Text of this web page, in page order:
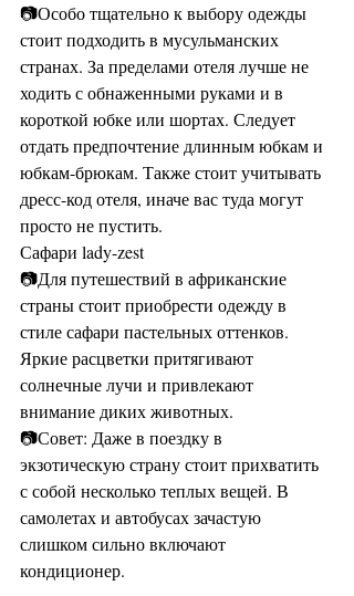
📷Особо тщательно к выбору одежды
стоит подходить в мусульманских
странах. За пределами отеля лучше не
ходить с обнаженными руками и в
короткой юбке или шортах. Следует
отдать предпочтение длинным юбкам и
юбкам-брюкам. Также стоит учитывать
дресс-код отеля, иначе вас туда могут
просто не пустить.
Сафари lady-zest
📷Для путешествий в африканские
страны стоит приобрести одежду в
стиле сафари пастельных оттенков.
Яркие расцветки притягивают
солнечные лучи и привлекают
внимание диких животных.
📷Совет: Даже в поездку в
экзотическую страну стоит прихватить
с собой несколько теплых вещей. В
самолетах и автобусах зачастую
слишком сильно включают
кондиционер.